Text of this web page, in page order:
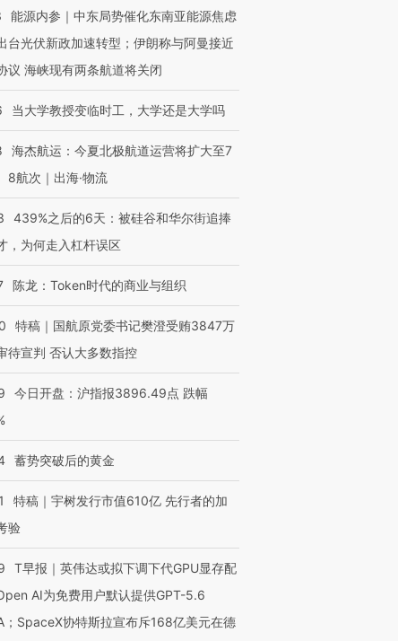
能源内参｜中东局势催化东南亚能源焦虑
台光伏新政加速转型；伊朗称与阿曼接近
议 海峡现有两条航道将关闭
当大学教授变临时工，大学还是大学吗
海杰航运：今夏北极航道运营将扩大至7
8航次｜出海·物流
439%之后的6天：被硅谷和华尔街追捧
，为何走入杠杆误区
陈龙：Token时代的商业与组织
特稿｜国航原党委书记樊澄受贿3847万
待宣判 否认大多数指控
今日开盘：沪指报3896.49点 跌幅
蓄势突破后的黄金
特稿｜宇树发行市值610亿 先行者的加
验
T早报｜英伟达或拟下调下代GPU显存配
AI为免费用户默认提供GPT-5.6
；SpaceX协特斯拉宣布斥168亿美元在德